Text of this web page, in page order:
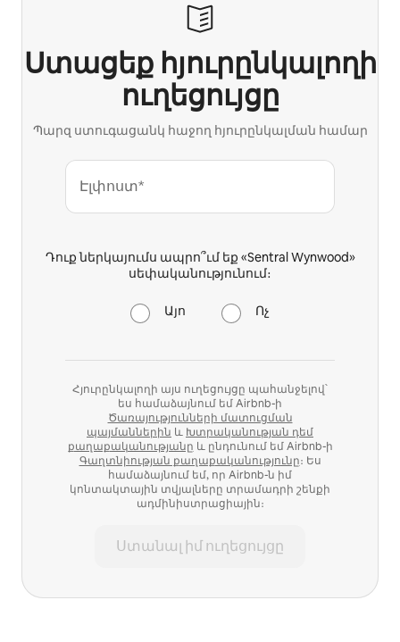
Ստացեք հյուրընկալողի
ուղեցույցը
Պարզ ստուգացանկ հաջող հյուրընկալման համար
Էլփոստ*
Դուք ներկայումս ապրո՞ւմ եք «Sentral Wynwood»
սեփականությունում։
Այո Ոչ
Հյուրընկալողի այս ուղեցույցը պահանջելով՝
ես համաձայնում եմ Airbnb-ի
Ծառայությունների մատուցման
պայմաններին և Խտրականության դեմ
քաղաքականությանը և ընդունում եմ Airbnb-ի
Գաղտնիության քաղաքականությունը։ Ես
համաձայնում եմ, որ Airbnb-ն իմ
կոնտակտային տվյալները տրամադրի շենքի
ադմինիստրացիային։
Ստանալ իմ ուղեցույցը